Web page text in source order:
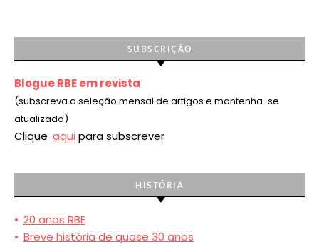
SUBSCRIÇÃO
Blogue RBE em revista
(subscreva a seleção mensal de artigos e mantenha-se
atualizado)
Clique aqui para subscrever
HISTÓRIA
• 20 anos RBE
• Breve história de quase 30 anos